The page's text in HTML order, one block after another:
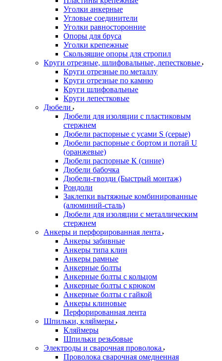
Уголки анкерные
Угловые соединители
Уголки равносторонние
Опоры для бруса
Уголки крепежные
Скользящие опоры для стропил
Круги отрезные, шлифовальные, лепестковые
Круги отрезные по металлу
Круги отрезные по камню
Круги шлифовальные
Круги лепестковые
Дюбели
Дюбели для изоляции с пластиковым
стержнем
Дюбели распорные с усами S (серые)
Дюбели распорные c бортом и потай U
(оранжевые)
Дюбели распорные К (синие)
Дюбели бабочка
Дюбели-гвозди (Быстрый монтаж)
Рондоли
Заклепки вытяжные комбинированные
(алюминий-сталь)
Дюбели для изоляции с металлическим
стержнем
Анкеры и перфорированная лента
Анкеры забивные
Анкеры типа клин
Анкеры рамные
Анкерные болты
Анкерные болты с кольцом
Анкерные болты с крюком
Анкерные болты с гайкой
Анкеры клиновые
Перфорированная лента
Шпильки, кляймеры
Кляймеры
Шпильки резьбовые
Электроды и сварочная проволока
Проволока сварочная омедненная